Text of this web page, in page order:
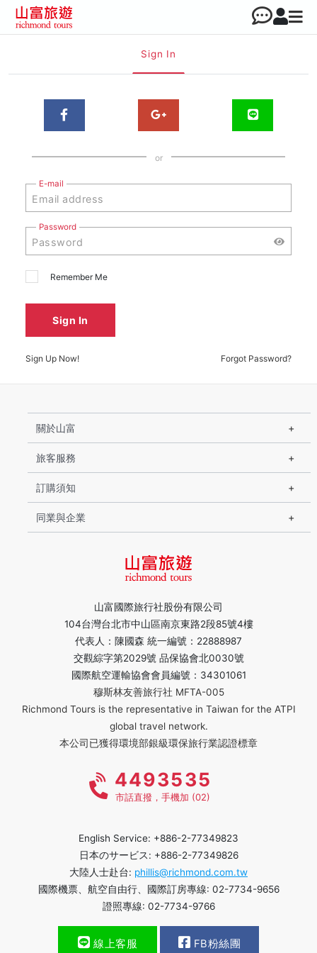
Sign In
or
E-mail
Password
Remember Me
Sign In
Sign Up Now! Forgot Password?
山富國際旅行社股份有限公司
104台灣台北市中山區南京東路2段85號4樓
代表人：陳國森 統一編號：22888987
交觀綜字第2029號 品保協會北0030號
國際航空運輸協會會員編號：34301061
穆斯林友善旅行社 MFTA-005
Richmond Tours is the representative in Taiwan for the ATPI
global travel network.
本公司已獲得環境部銀級環保旅行業認證標章
關於山富
旅客服務
訂購須知
同業與企業
4493535
市話直撥，手機加 (02)
English Service: +886-2-77349823
日本のサービス: +886-2-77349826
大陸人士赴台: phillis@richmond.com.tw
國際機票、航空自由行、國際訂房專線: 02-7734-9656
證照專線: 02-7734-9766
線上客服 FB粉絲團